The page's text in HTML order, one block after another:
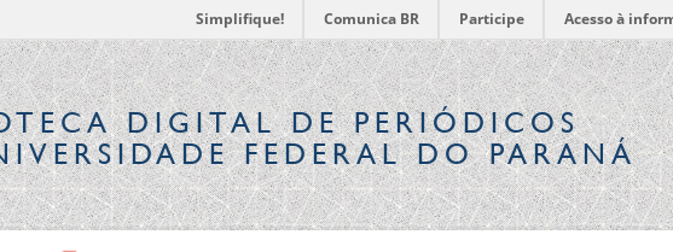
Simplifique! Comunica BR Participe Acesso à
DIGITALDE PERIÓDICOS
FEDERAL DO PARANÁ